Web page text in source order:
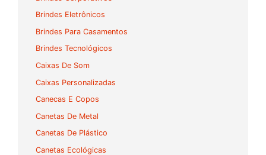
Brindes Eletrônicos
Brindes Para Casamentos
Brindes Tecnológicos
Caixas De Som
Caixas Personalizadas
Canecas E Copos
Canetas De Metal
Canetas De Plástico
Canetas Ecológicas